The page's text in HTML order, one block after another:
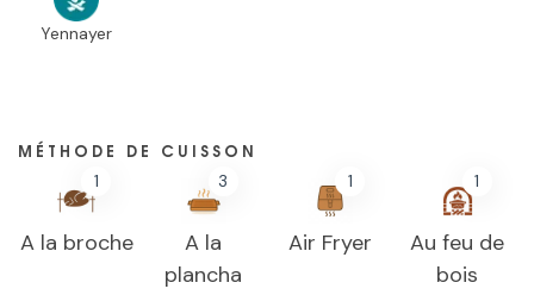
Yennayer
MÉTHODE DE CUISSON
1
A la broche
3
A la
plancha
1
Air Fryer
1
Au feu de
bois